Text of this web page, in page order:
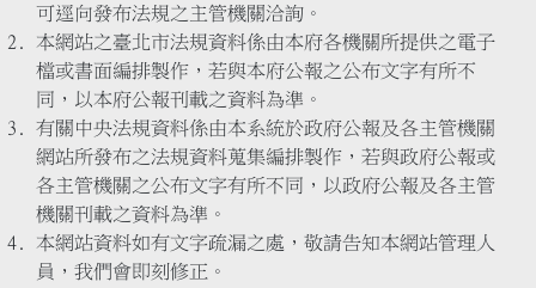
可逕向發布法規之主管機關洽詢。
本網站之臺北市法規資料係由本府各機關所提供之電子
檔或書面編排製作，若與本府公報之公布文字有所不
同，以本府公報刊載之資料為準。
有關中央法規資料係由本系統於政府公報及各主管機關
網站所發布之法規資料蒐集編排製作，若與政府公報或
各主管機關之公布文字有所不同，以政府公報及各主管
機關刊載之資料為準。
本網站資料如有文字疏漏之處，敬請告知本網站管理人
員，我們會即刻修正。